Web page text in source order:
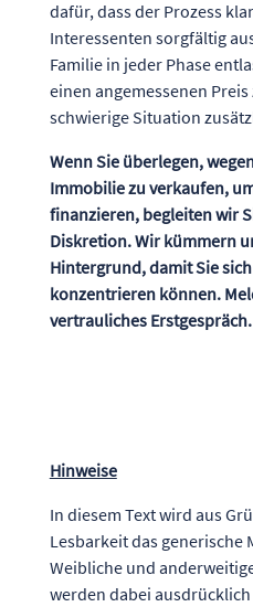
dafür, dass der Prozess
Interessenten sorgfältig
Familie in jeder Phase
einen angemessenen
schwierige Situation
Wenn Sie überlegen,
Immobilie zu verkaufen,
finanzieren, begleiten wir
Diskretion. Wir kümmern
Hintergrund, damit Sie
konzentrieren können.
vertrauliches Erstgespräch.
Hinweise
In diesem Text wird aus
Lesbarkeit das generische
Weibliche und
werden dabei